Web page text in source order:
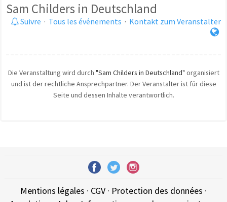
Sam Childers in Deutschland
Suivre · Tous les événements · Kontakt zum Veranstalter
Die Veranstaltung wird durch "Sam Childers in Deutschland" organisiert
und ist der rechtliche Ansprechpartner. Der Veranstalter ist für diese
Seite und dessen Inhalte verantwortlich.
Mentions légales · CGV· Protection des données ·